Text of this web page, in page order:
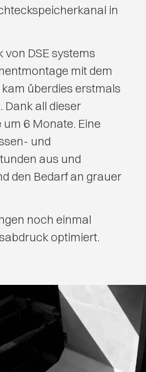
in
DSE systems
mit dem
überdies erstmals
Dank all dieser
6 Monate. Eine
und
aus und
den Bedarf an grauer
noch einmal
optimiert.